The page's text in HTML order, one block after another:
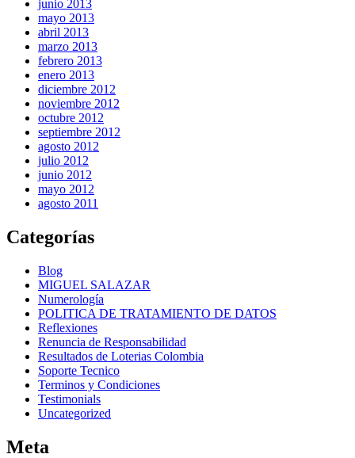
junio 2013
mayo 2013
abril 2013
marzo 2013
febrero 2013
enero 2013
diciembre 2012
noviembre 2012
octubre 2012
septiembre 2012
agosto 2012
julio 2012
junio 2012
mayo 2012
agosto 2011
Categorías
Blog
MIGUEL SALAZAR
Numerología
POLITICA DE TRATAMIENTO DE DATOS
Reflexiones
Renuncia de Responsabilidad
Resultados de Loterias Colombia
Soporte Tecnico
Terminos y Condiciones
Testimonials
Uncategorized
Meta